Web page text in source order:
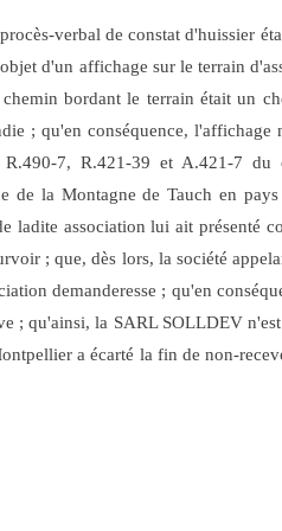
verbal de constat d'huissier
d'un affichage sur le terrain
bordant le terrain était un
; qu'en conséquence, l'affichage
7, R.421-39 et A.421-7 du
de la Montagne de Tauch en
ladite association lui ait présenté
; que, dès lors, la société
demanderesse ; qu'en
; qu'ainsi, la SARL SOLLDEV
a écarté la fin de non-